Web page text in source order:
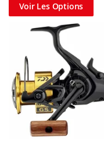
Voir Les Options